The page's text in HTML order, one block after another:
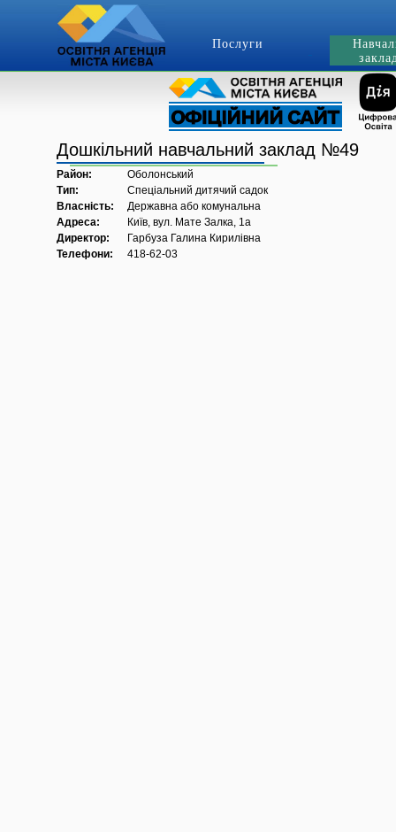
Послуги
Дошкільний навчальний заклад №49
Район:
Оболонський
Тип:
Спеціальний дитячий садок
Власність:
Державна або комунальна
Адреса:
Київ, вул. Мате Залка, 1а
Директор:
Гарбуза Галина Кирилівна
Телефони:
418-62-03